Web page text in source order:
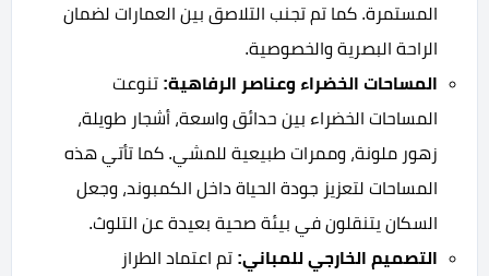
المستمرة. كما تم تجنب التلاصق بين العمارات لضمان
الراحة البصرية والخصوصية.
المساحات الخضراء وعناصر الرفاهية: تنوعت
المساحات الخضراء بين حدائق واسعة، أشجار طويلة،
زهور ملونة، وممرات طبيعية للمشي. كما تأتي هذه
المساحات لتعزيز جودة الحياة داخل الكمبوند، وجعل
السكان يتنقلون في بيئة صحية بعيدة عن التلوث.
التصميم الخارجي للمباني: تم اعتماد الطراز